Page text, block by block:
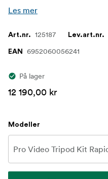
Les mer
Art.nr. 125187 Lev.art.nr.
EAN 6952060056241
På lager
12 190,00 kr
Modeller